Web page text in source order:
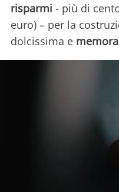
risparmi - più di
euro) – per la
dolcissima e